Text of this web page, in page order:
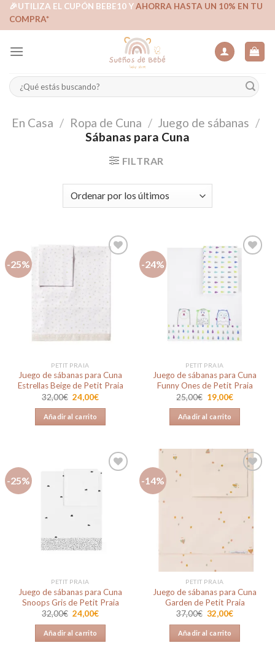
Skip🎉UTILIZA EL CUPÓN BEBE10 YAHORRA HASTA UN 10% EN TU
COMPRA*
Buscar
por:
En Casa / Ropa de Cuna / Juego de sábanas /
Sábanas para Cuna
FILTRAR
-25%
lista de
deseos
PETIT PRAIA
Juego de sábanas para Cuna
Estrellas Beige de Petit Praia
32,00€ El
precio
original
era:
32,00€.
24,00€El
24,00€.
Añadir al carrito
-24%
Añadir
PETIT PRAIA
Juego de sábanas para Cuna
Funny Ones de Petit Praia
25,00€ El
precio
original
era:
25,00€.
19,00€El
19,00€.
Añadir al carrito
-25%
PETIT PRAIA
Juego de sábanas para Cuna
Snoops Gris de Petit Praia
32,00€ El
precio
original
era:
32,00€.
24,00€El
24,00€.
Añadir al carrito
-14%
lista de
deseos
PETIT PRAIA
Juego de sábanas para Cuna
Garden de Petit Praia
37,00€ El
precio
original
era:
37,00€.
32,00€El
32,00€.
Añadir al carrito